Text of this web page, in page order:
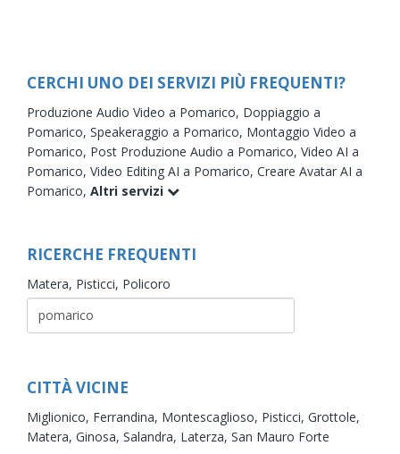
CERCHI UNO DEI SERVIZI PIÙ FREQUENTI?
Produzione Audio Video a Pomarico, Doppiaggio a
Pomarico, Speakeraggio a Pomarico, Montaggio Video a
Pomarico, Post Produzione Audio a Pomarico, Video AI a
Pomarico, Video Editing AI a Pomarico, Creare Avatar AI a
Pomarico, Altri servizi
RICERCHE FREQUENTI
Matera, Pisticci, Policoro
CITTÀ VICINE
Miglionico, Ferrandina, Montescaglioso, Pisticci, Grottole,
Matera, Ginosa, Salandra, Laterza, San Mauro Forte